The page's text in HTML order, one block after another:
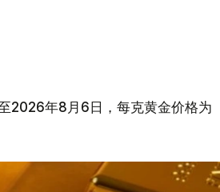
2026年8月6日，每克黄金价格为